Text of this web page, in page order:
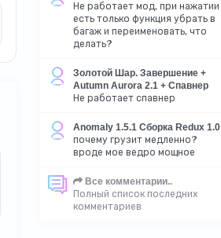
Не работает мод, при нажатии
есть только функция убрать в
багаж и переименовать, что
делать?
Золотой Шар. Завершение +
Autumn Aurora 2.1 + Спавнер
Не работает спавнер
Anomaly 1.5.1 Сборка Redux 1.0
почему грузит медленно?
вроде мое ведро мощное
Все комментарии..
Полный список последних
комментариев